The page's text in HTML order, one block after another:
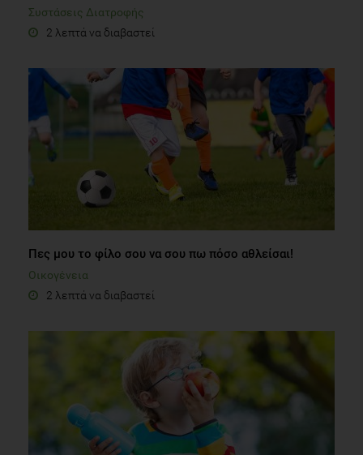
Συστάσεις Διατροφής
2 λεπτά να διαβαστεί
Πες μου το φίλο σου να σου πω πόσο αθλείσαι!
Οικογένεια
2 λεπτά να διαβαστεί